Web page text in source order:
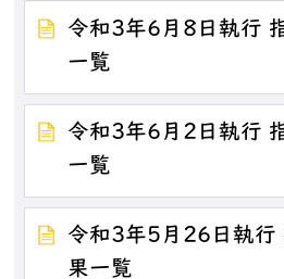
令和3年6月8日執行
一覧
令和3年6月2日執行
一覧
令和3年5月26日執行
果一覧